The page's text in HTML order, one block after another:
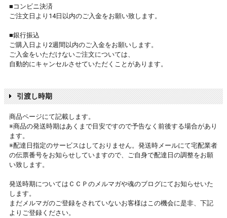
■コンビニ決済
ご注文日より14日以内のご入金をお願い致します。
■銀行振込
ご購入日より2週間以内のご入金をお願いします。
ご入金をいただけないご注文については、
自動的にキャンセルさせていただくことがあります。
引渡し時期
商品ページにて記載します。
※商品の発送時期はあくまで目安ですので予告なく前後する場合があり
ます。
※配達日指定のサービスはしておりません。発送時メールにて宅配業者
の伝票番号をお知らせしていますので、ご自身で配達日の調整をお願
い致します。
発送時期についてはＣＣＰのメルマガや魂のブログにてお知らせいた
します。
まだメルマガのご登録をされていないお客様はこの機会に是非、下記
よりご登録ください。